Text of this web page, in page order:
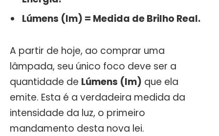
Lúmens (lm) = Medida de Brilho Real.
A partir de hoje, ao comprar uma
lâmpada, seu único foco deve ser a
quantidade de Lúmens (lm) que ela
emite. Esta é a verdadeira medida da
intensidade da luz, o primeiro
mandamento desta nova lei.